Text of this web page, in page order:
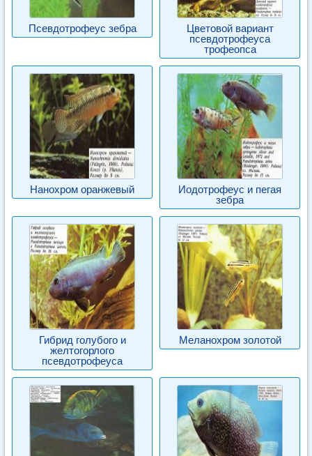
Псевдотрофеус зебра
Цветовой вариант
псевдотрофеуса
трофеопса
Нанохром оранжевый
Иодотрофеус и пегая
зебра
Гибрид голубого и
желтогорлого
псевдотрофеуса
Меланохром золотой